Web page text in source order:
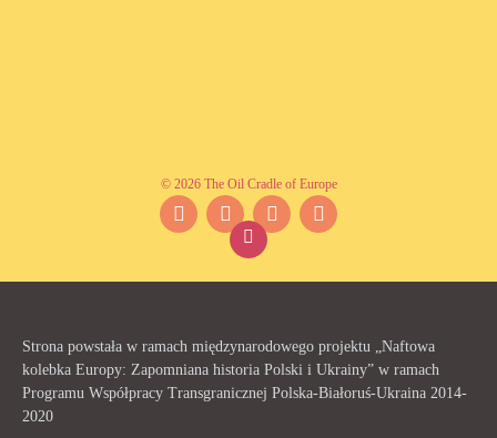
FacebookInstagramYouTubeTwitter
© 2026 The Oil Cradle of Europe
Strona powstała w ramach międzynarodowego projektu „Naftowa
kolebka Europy: Zapomniana historia Polski i Ukrainy” w ramach
Programu Współpracy Transgranicznej Polska-Białoruś-Ukraina 2014-
2020